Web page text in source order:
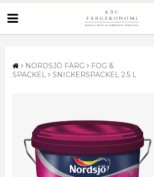
NORDSJÖ FÄRG
FOG &
SPACKEL
SNICKERSPACKEL 2.5 L